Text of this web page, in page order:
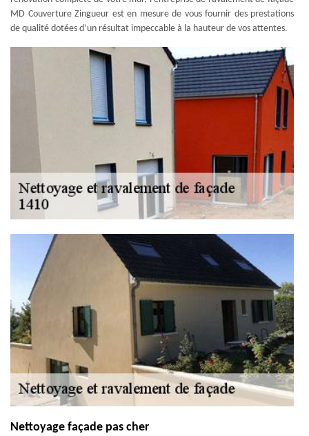
MD Couverture Zingueur est en mesure de vous fournir des prestations
de qualité dotées d’un résultat impeccable à la hauteur de vos attentes.
Nettoyage façade pas cher